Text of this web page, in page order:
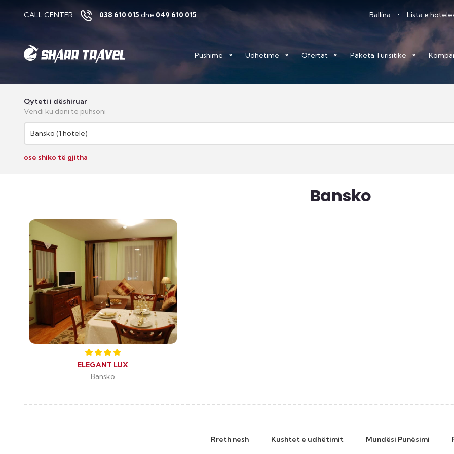
CALL CENTER 038 610 015 dhe 049 610 015 Ballina Lista e
Pushime Udhëtime Ofertat Paketa Turisitike
Qyteti i dëshiruar
Vendi ku doni të puhsoni
Bansko (1 hotele)
ose shiko të gjitha
Bansko
ELEGANT LUX
Bansko
Rreth nesh Kushtet e udhëtimit Mundësi Punësimi